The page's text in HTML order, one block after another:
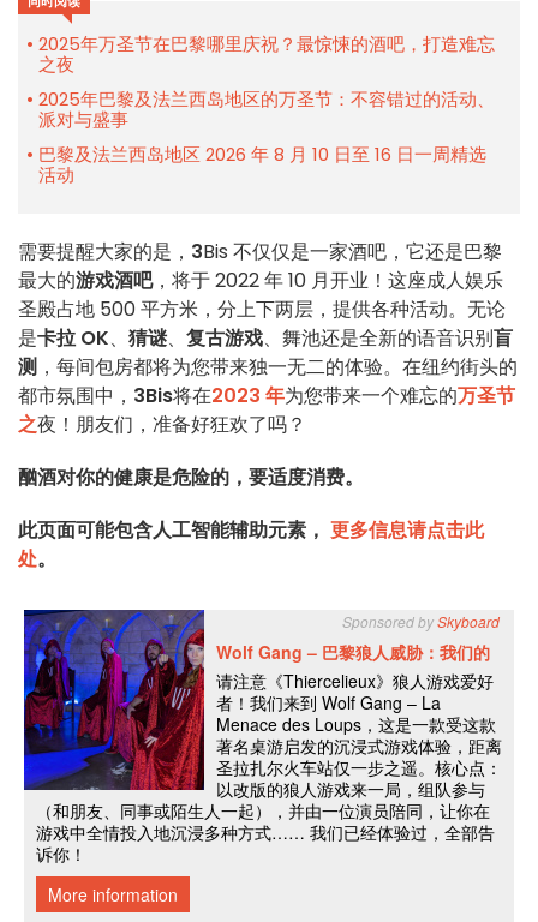
2025年万圣节在巴黎哪里庆祝？最惊悚的酒吧，打造难忘
之夜
2025年巴黎及法兰西岛地区的万圣节：不容错过的活动、
派对与盛事
巴黎及法兰西岛地区 2026 年 8 月 10 日至 16 日一周精选
活动
需要提醒大家的是， 3Bis 不仅仅是一家酒吧，它还是巴黎
最大的游戏酒吧，将于 2022 年 10 月开业！这座成人娱乐
圣殿占地 500 平方米，分上下两层，提供各种活动。无论
是卡拉 OK、 猜谜、 复古游戏、舞池还是全新的语音识别盲
测 ，每间包房都将为您带来独一无二的体验。在纽约街头的
都市氛围中， 3Bis将在2023 年为您带来一个难忘的万圣节
之夜！朋友们，准备好狂欢了吗？
酗酒对你的健康是危险的，要适度消费。
此页面可能包含人工智能辅助元素， 更多信息请点击此
处。